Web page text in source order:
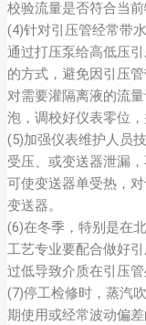
校验流量是否符合当前
(4)针对引压管经常带
通过打压泵给高低压
的方式，避免因引压
对需要灌隔离液的流
泡，调校好仪表零位，
(5)加强仪表维护人员
受压、或变送器泄漏
可使变送器单受热，
变送器。
(6)在冬季，特别是在
工艺专业要配合做好
过低导致介质在引压
(7)停工检修时，蒸汽
期使用或经常波动偏